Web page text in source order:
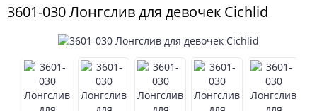
3601-030 Лонгслив для девочек Cichlid